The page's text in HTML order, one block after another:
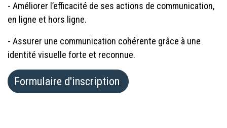
- Améliorer l’efficacité de ses actions de communication,
en ligne et hors ligne.
- Assurer une communication cohérente grâce à une
identité visuelle forte et reconnue.
Formulaire d'inscription